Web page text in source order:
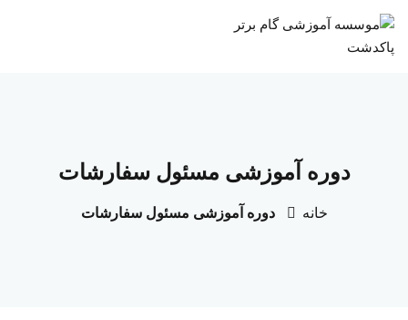
دوره آموزشی مسئول سفارشات
خانه دوره آموزشی مسئول سفارشات